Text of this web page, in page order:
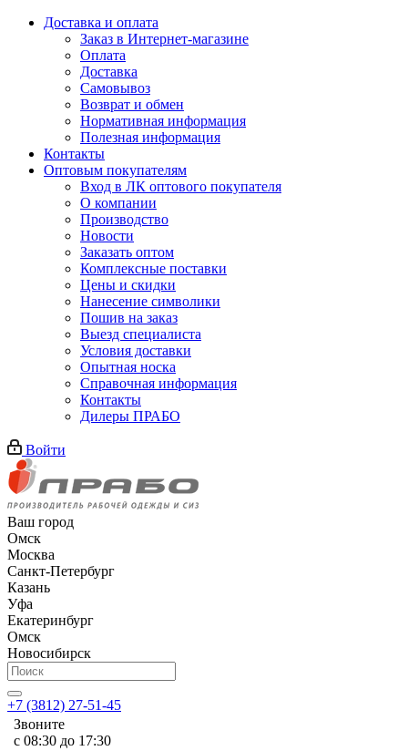
Доставка и оплата
Заказ в Интернет-магазине
Оплата
Доставка
Самовывоз
Возврат и обмен
Нормативная информация
Полезная информация
Контакты
Оптовым покупателям
Вход в ЛК оптового покупателя
О компании
Производство
Новости
Заказать оптом
Комплексные поставки
Цены и скидки
Нанесение символики
Пошив на заказ
Выезд специалиста
Условия доставки
Опытная носка
Справочная информация
Контакты
Дилеры ПРАБО
Войти
Ваш город
Омск
Москва
Санкт-Петербург
Казань
Уфа
Екатеринбург
Омск
Новосибирск
+7 (3812) 27-51-45
Звоните
с 08:30 до 17:30